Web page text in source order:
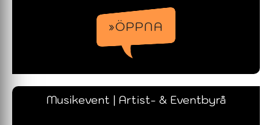
»ÖPPNA
Musikevent | Artist- & Eventbyrå